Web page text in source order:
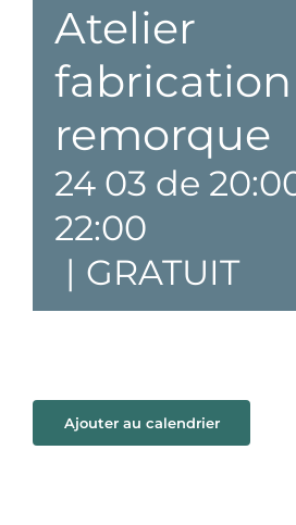
Atelier
remorque
24 03 de
22:00
| GRATUIT
Ajouter au calendrier